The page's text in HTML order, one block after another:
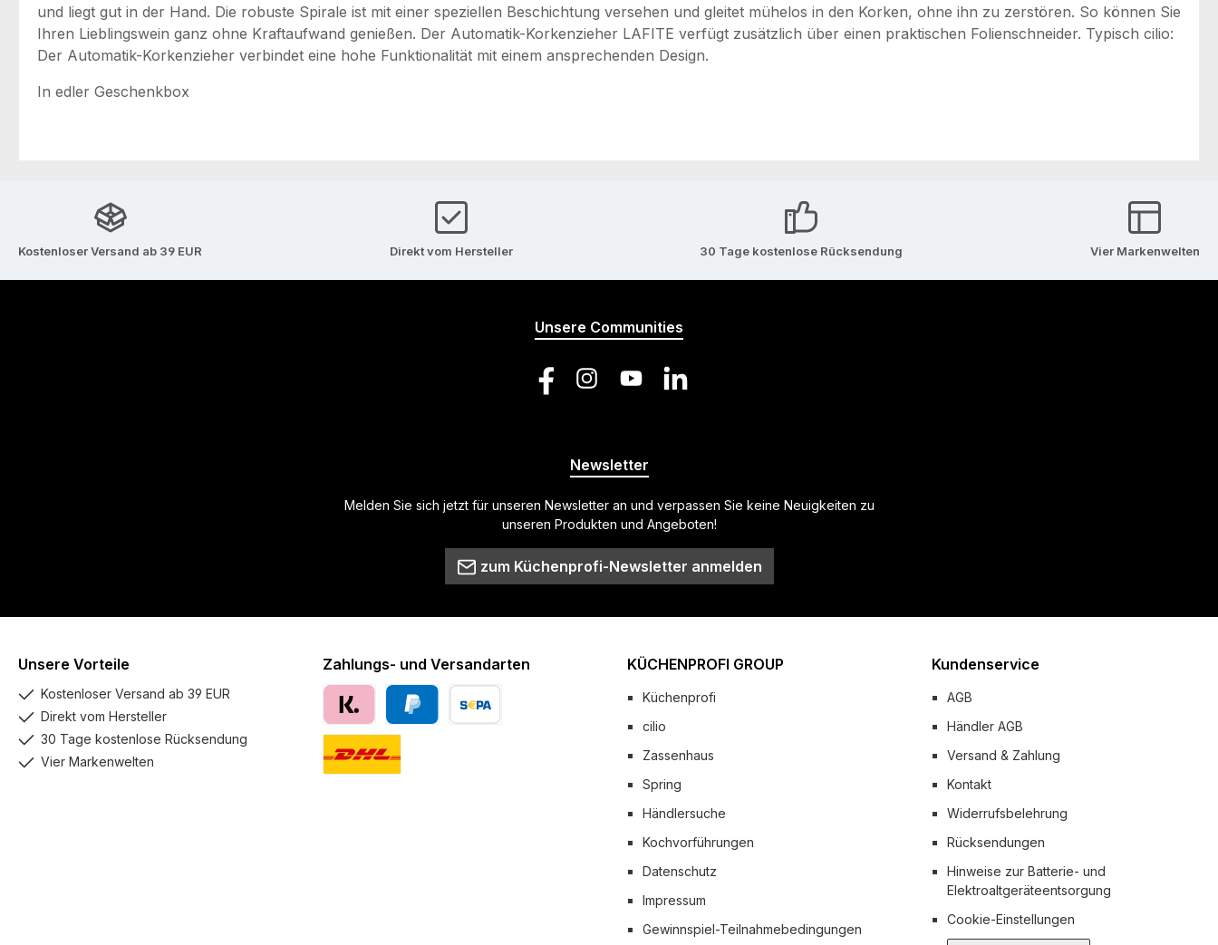
und liegt gut in der Hand. Die robuste Spirale ist mit einer speziellen Beschichtung versehen und gleitet mühelos in den Korken, ohne ihn zu zerstören. So können Sie
Ihren Lieblingswein ganz ohne Kraftaufwand genießen. Der Automatik-Korkenzieher LAFITE verfügt zusätzlich über einen praktischen Folienschneider. Typisch cilio:
Der Automatik-Korkenzieher verbindet eine hohe Funktionalität mit einem ansprechenden Design.
In edler Geschenkbox
Kostenloser Versand ab 39 EUR Direkt vom Hersteller 30 Tage kostenlose Rücksendung Vier Markenwelten
Unsere Communities
FacebookInstagramYouTube LinkedIn
Newsletter
Melden Sie sich jetzt für unseren Newsletter an und verpassen Sie keine Neuigkeiten zu
unseren Produkten und Angeboten!
zum Küchenprofi-Newsletter anmelden
Unsere Vorteile
Kostenloser Versand ab 39 EUR
Direkt vom Hersteller
30 Tage kostenlose Rücksendung
Vier Markenwelten
Zahlungs- und Versandarten
PayPal
Klarna
KÜCHENPROFI GROUP
Küchenprofi
cilio
Zassenhaus
Spring
Händlersuche
Kochvorführungen
Datenschutz
Impressum
Gewinnspiel-Teilnahmebedingungen
Kundenservice
AGB
Händler AGB
Versand & Zahlung
Kontakt
Widerrufsbelehrung
Rücksendungen
Hinweise zur Batterie- und
Elektroaltgeräteentsorgung
Cookie-Einstellungen